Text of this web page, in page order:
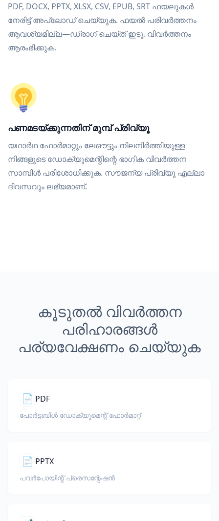
PDF, DOCX, PPTX, XLSX, CSV, EPUB, SRT ഫയലുകൾ
നേരിട്ട് അപ്‌ലോഡ് ചെയ്യുക. ഫയൽ പരിവർത്തനം
ആവശ്യമില്ല—ഡ്രാഗ് ചെയ്ത് ഇടൂ, വിവർത്തനം
ആരംഭിക്കുക.
പണമടയ്ക്കുന്നതിന് മുമ്പ് പ്രിവ്യൂ
യഥാർഥ ഫോർമാറ്റും ലേഔട്ടും നിലനിർത്തിയുള്ള
നിങ്ങളുടെ ഡോക്യുമെന്റിന്റെ ഭാഗിക വിവർത്തന
സാമ്പിൾ പരിശോധിക്കുക. സൗജന്യ പ്രിവ്യൂ എല്ലാ
ദിവസവും ലഭ്യമാണ്.
കൂടുതൽ വിവർത്തന
പരിഹാരങ്ങൾ
പര്യവേക്ഷണം ചെയ്യുക
📄 PDF
പോർട്ടബിൾ ഡോക്യുമെന്റ് ഫോർമാറ്റ്
📄 PPTX
പവർപോയിന്റ് പ്രെസന്റേഷൻ